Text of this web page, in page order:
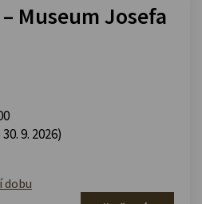
Museum Josefa
9. 2026)
dobu